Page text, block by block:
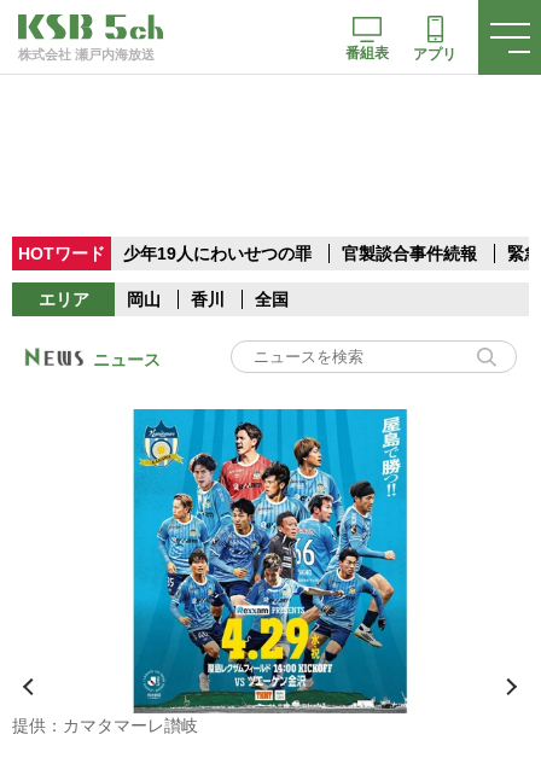
株式会社 瀬戸内海放送 番組表 アプリ
HOTワード 少年19人にわいせつの罪 官製談合事件続報 緊
エリア 岡山 香川 全国
ニュース
提供：カマタマーレ讃岐